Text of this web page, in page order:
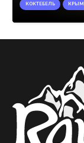
КОКТЕБЕЛЬ КРЫМ